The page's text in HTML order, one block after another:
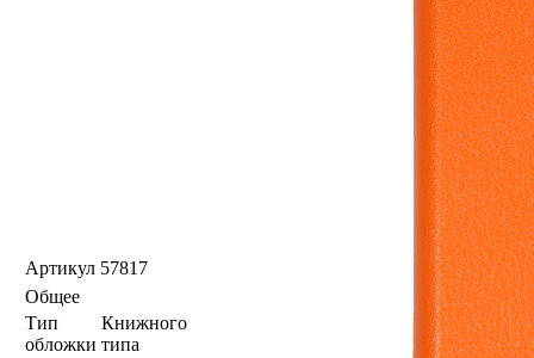
Артикул 57817
Общее
Тип
обложки
Книжного
типа